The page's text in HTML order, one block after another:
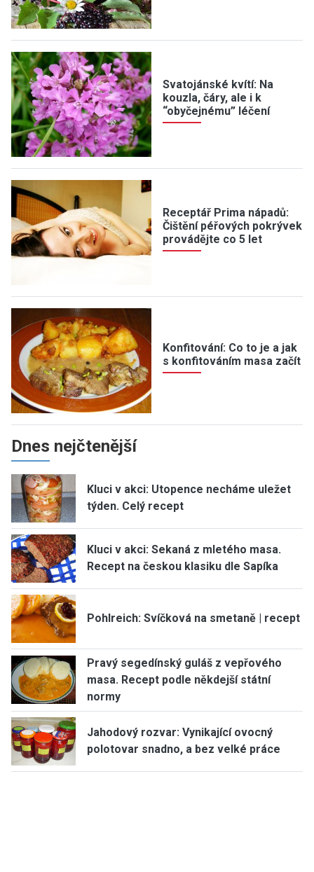
Svatojánské kvítí: Na
kouzla, čáry, ale i k
“obyčejnému” léčení
Receptář Prima nápadů:
Čištění péřových pokrývek
provádějte co 5 let
Konfitování: Co to je a jak
s konfitováním masa začít
Dnes nejčtenější
Kluci v akci: Utopence necháme uležet
týden. Celý recept
Kluci v akci: Sekaná z mletého masa.
Recept na českou klasiku dle Sapíka
Pohlreich: Svíčková na smetaně | recept
Pravý segedínský guláš z vepřového
masa. Recept podle někdejší státní
normy
Jahodový rozvar: Vynikající ovocný
polotovar snadno, a bez velké práce